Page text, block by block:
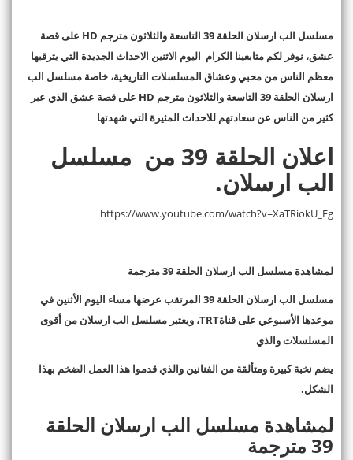
مسلسل الب ارسلان الحلقة 39 التاسعة والثلاثون مترجم
على قصة
عشق، نوفر لكم متابعينا الكرام اليوم الاثنين الاحداث الجديدة التي يترقبها
معظم الناس من محبي وعشاق المسلسلات التاريخية، خاصة مسلسل الب
ارسلان الحلقة 39 التاسعة والثلاثون مترجم
على قصة عشق الذي عبر
كثير من الناس عن سعادتهم للاحداث المثيرة التي شهدتها
اعلان الحلقة 39 من مسلسل
الب ارسلان.
https://www.youtube.com/watch?v=XaTRiokU_Eg
لمشاهدة مسلسل الب ارسلان الحلقة 39 مترجمة
مسلسل الب ارسلان الحلقة 39 المرتقب عرضها مساء اليوم الأثنين في
موعدها الأسبوعي على قناةTRT، ويعتبر مسلسل الب ارسلان من أقوى
المسلسلات والذي
يضم نخبة كبيرة ومتألقة من الفنانين والذي قدموا هذا العمل الضخم بهذا
الشكل.
لمشاهدة مسلسل الب ارسلان الحلقة
39 مترجمة